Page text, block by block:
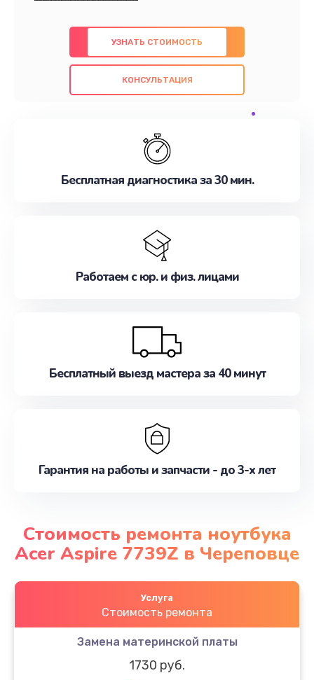
предлагаем быстрый и качественный ремонт с
использованием оригинальных компонентов, а
также гарантируем качество всех
проведенных работ. Наша цель - предоставить
обслуживание, удовлетворяя их потребности
наилучшим образом. Не медлите записаться на
УЗНАТЬ СТОИМОСТЬ
КОНСУЛЬТАЦИЯ
Бесплатная диагностика за 30 мин.
Работаем с юр. и физ. лицами
Бесплатный выезд мастера за 40 минут
Гарантия на работы и запчасти - до 3-х лет
Стоимость ремонта ноутбука
Acer Aspire 7739Z в Череповце
Услуга
Стоимость ремонта
Замена материнской платы
1730 руб.